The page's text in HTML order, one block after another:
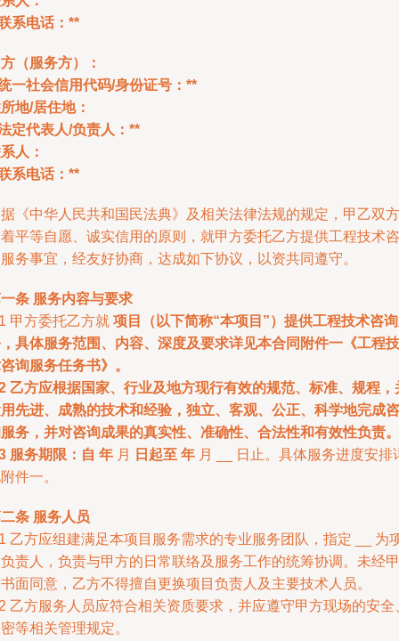
系电话：**
（服务方）：
一社会信用代码/身份证号：**
地/居住地：
定代表人/负责人：**
人：
系电话：**
《中华人民共和国民法典》及相关法律法规的规定，甲乙双方
平等自愿、诚实信用的原则，就甲方委托乙方提供工程技术咨
务事宜，经友好协商，达成如下协议，以资共同遵守。
条 服务内容与要求
甲方委托乙方就 项目（以下简称“本项目”）提供工程技术咨
具体服务范围、内容、深度及要求详见本合同附件一《工程技
询服务任务书》。
乙方应根据国家、行业及地方现行有效的规范、标准、规程，
先进、成熟的技术和经验，独立、客观、公正、科学地完成咨
务，并对咨询成果的真实性、准确性、合法性和有效性负责。
服务期限：自 年 月 日起至 年 月 __ 日止。具体服务进度安排
件一。
条 服务人员
乙方应组建满足本项目服务需求的专业服务团队，指定
__ 为
责人，负责与甲方的日常联络及服务工作的统筹协调。未经甲
面同意，乙方不得擅自更换项目负责人及主要技术人员。
乙方服务人员应符合相关资质要求，并应遵守甲方现场的安全
等相关管理规定。